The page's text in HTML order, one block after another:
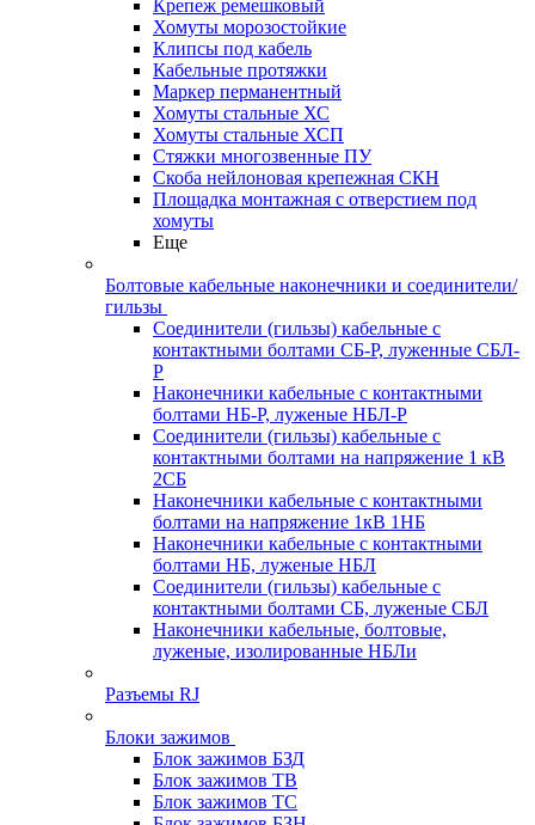
Крепеж ремешковый
Хомуты морозостойкие
Клипсы под кабель
Кабельные протяжки
Маркер перманентный
Хомуты стальные ХС
Хомуты стальные ХСП
Стяжки многозвенные ПУ
Скоба нейлоновая крепежная СКН
Площадка монтажная с отверстием под
хомуты
Еще
Болтовые кабельные наконечники и соединители/
гильзы
Соединители (гильзы) кабельные с
контактными болтами СБ-Р, луженные СБЛ-
Р
Наконечники кабельные с контактными
болтами НБ-Р, луженые НБЛ-Р
Соединители (гильзы) кабельные с
контактными болтами на напряжение 1 кВ
2СБ
Наконечники кабельные с контактными
болтами на напряжение 1кВ 1НБ
Наконечники кабельные с контактными
болтами НБ, луженые НБЛ
Соединители (гильзы) кабельные с
контактными болтами СБ, луженые СБЛ
Наконечники кабельные, болтовые,
луженые, изолированные НБЛи
Разъемы RJ
Блоки зажимов
Блок зажимов БЗД
Блок зажимов ТВ
Блок зажимов ТС